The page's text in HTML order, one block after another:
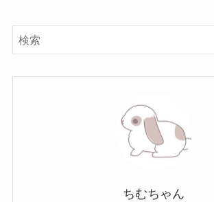
ちむちゃん